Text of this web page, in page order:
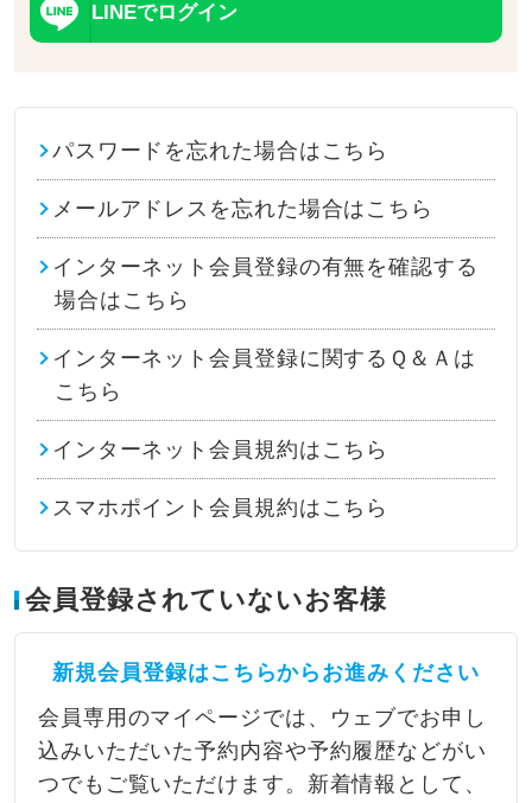
LINEでログイン
パスワードを忘れた場合はこちら
メールアドレスを忘れた場合はこちら
インターネット会員登録の有無を確認する
場合はこちら
インターネット会員登録に関するＱ＆Ａは
こちら
インターネット会員規約はこちら
スマホポイント会員規約はこちら
会員登録されていないお客様
新規会員登録はこちらからお進みください
会員専用のマイページでは、ウェブでお申し
込みいただいた予約内容や予約履歴などがい
つでもご覧いただけます。新着情報として、